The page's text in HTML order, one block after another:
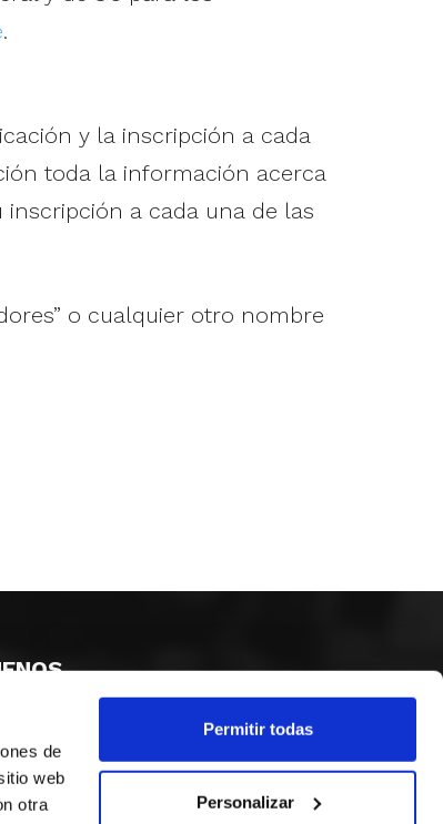
de
web
otra
Permitir todas
Personalizar
.
y la inscripción a cada
toda la información acerca
a cada una de las
o cualquier otro nombre